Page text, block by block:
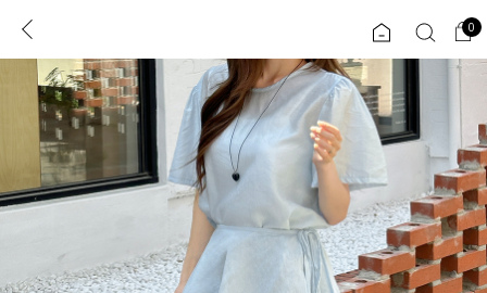
로그인 0
ENG
TW
JP
콘텐츠 리뷰 & 혜택 회원혜택 입
COMMUNITY
도착보장⚡
0